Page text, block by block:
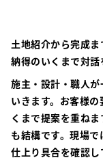
土地紹介から完成ま
納得のいくまで対話
施主・設計・職人
いきます。お客様
くまで提案を重ね
も結構です。現場
仕上り具合を確認し